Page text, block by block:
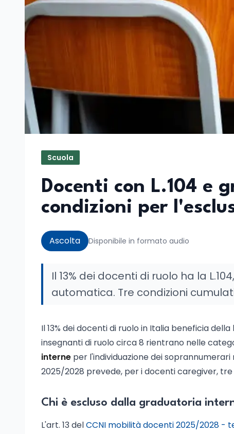
Scuola
Docenti con L.104 e
condizioni per
Ascolta Disponibile in formato audio
Il 13% dei docenti di ruolo ha la
automatica. Tre condizioni
Il 13% dei docenti di ruolo in Italia beneficia
insegnanti di ruolo circa 8 rientrano nelle
interne per l'individuazione dei
2025/2028 prevede, per i docenti caregiver,
Chi è escluso dalla graduatoria
L'art. 13 delCCNI mobilità docenti 2025/2028 -